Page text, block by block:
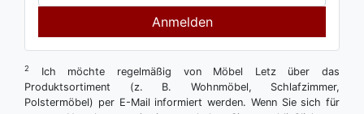
Anmelden
2
Ich möchte regelmäßig von Möbel Letz über das
Produktsortiment (z. B. Wohnmöbel, Schlafzimmer,
Polstermöbel) per E-Mail informiert werden. Wenn Sie sich für